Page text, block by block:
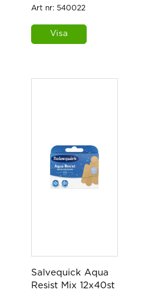
Art nr: 540022
Visa
Salvequick Aqua
Resist Mix 12x40st